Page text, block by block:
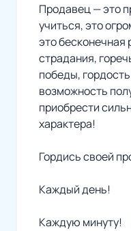
Продавец — это
учиться, это
это бесконечная
страдания,
победы,
возможность
приобрести
характера!
Гордись своей
Каждый день!
Каждую минуту!